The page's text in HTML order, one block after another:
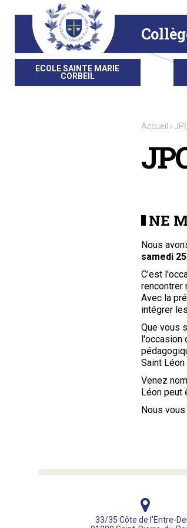
contenu.
ECOLE SAINTE MARIE
CORBEIL
Accueil ›
NE
Nous
samedi
C'est
rencontrer
Avec la
intégrer
Que vous
l'occasion
Saint
Venez
Léon peut
Nous
33/35 Côte de l'Entre-